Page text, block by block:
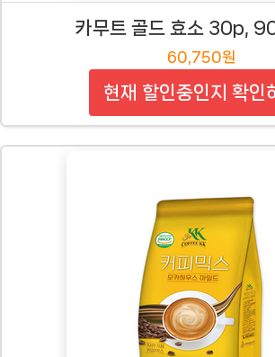
카무트 골드 효소 30p,
60,750원
현재 할인중인지 확인